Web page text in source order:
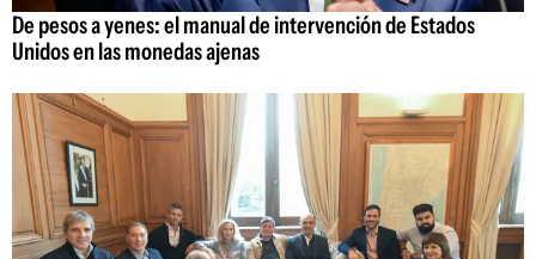
De pesos a yenes: el manual de intervención de Estados
Unidos en las monedas ajenas